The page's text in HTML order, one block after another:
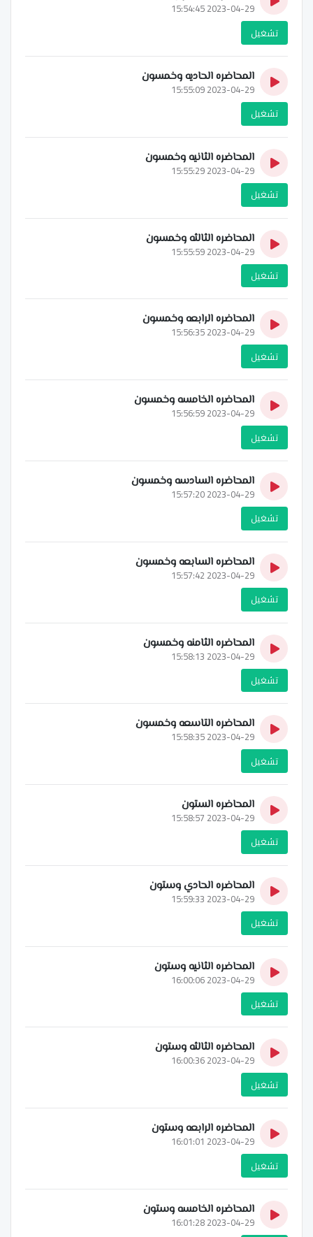
2023-04-29 15:54:45
تشغيل
المحاضره الحاديه وخمسون
2023-04-29 15:55:09
تشغيل
المحاضره الثانيه وخمسون
2023-04-29 15:55:29
تشغيل
المحاضره الثالثه وخمسون
2023-04-29 15:55:59
تشغيل
المحاضره الرابعه وخمسون
2023-04-29 15:56:35
تشغيل
المحاضره الخامسه وخمسون
2023-04-29 15:56:59
تشغيل
المحاضره السادسه وخمسون
2023-04-29 15:57:20
تشغيل
المحاضره السابعه وخمسون
2023-04-29 15:57:42
تشغيل
المحاضره الثامنه وخمسون
2023-04-29 15:58:13
تشغيل
المحاضره التاسعه وخمسون
2023-04-29 15:58:35
تشغيل
المحاضره الستون
2023-04-29 15:58:57
تشغيل
المحاضره الحادي وستون
2023-04-29 15:59:33
تشغيل
المحاضره الثانيه وستون
2023-04-29 16:00:06
تشغيل
المحاضره الثالثه وستون
2023-04-29 16:00:36
تشغيل
المحاضره الرابعه وستون
2023-04-29 16:01:01
تشغيل
المحاضره الخامسه وستون
2023-04-29 16:01:28